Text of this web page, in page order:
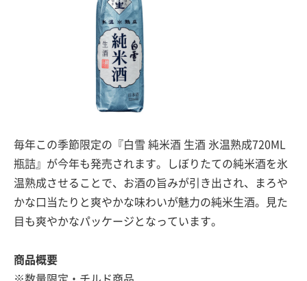
毎年この季節限定の『白雪 純米酒 生酒 氷温熟成720ML
瓶詰』が今年も発売されます。しぼりたての純米酒を氷
温熟成させることで、お酒の旨みが引き出され、まろや
かな口当たりと爽やかな味わいが魅力の純米生酒。見た
目も爽やかなパッケージとなっています。
商品概要
※数量限定・チルド商品